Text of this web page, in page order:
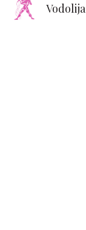
Vodolija